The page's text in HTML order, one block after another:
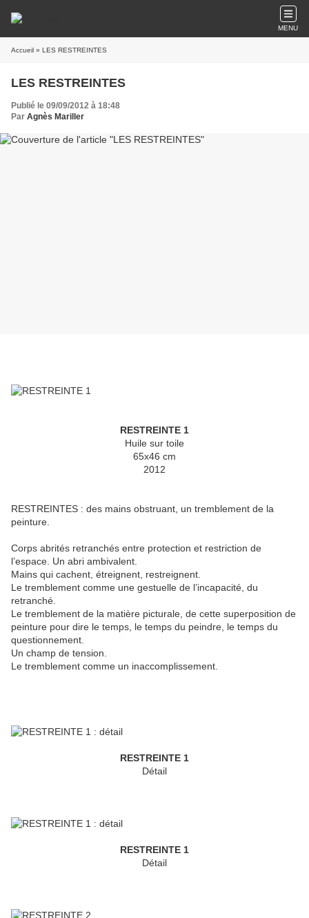
MENU
Accueil » LES RESTREINTES
LES RESTREINTES
Publié le 09/09/2012 à 18:48
Par Agnès Mariller
RESTREINTE 1
Huile sur toile
65x46 cm
2012
RESTREINTES : des mains obstruant, un tremblement de la
peinture.
Corps abrités retranchés entre protection et restriction de
l’espace. Un abri ambivalent.
Mains qui cachent, étreignent, restreignent.
Le tremblement comme une gestuelle de l’incapacité, du
retranché.
Le tremblement de la matière picturale, de cette superposition de
peinture pour dire le temps, le temps du peindre, le temps du
questionnement.
Un champ de tension.
Le tremblement comme un inaccomplissement.
RESTREINTE 1
Détail
RESTREINTE 1
Détail